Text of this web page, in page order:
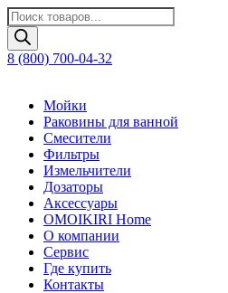
Поиск
товаров
8 (800) 700-04-32
Мойки
Раковины для ванной
Смесители
Фильтры
Измельчители
Дозаторы
Аксессуары
OMOIKIRI Home
О компании
Сервис
Где купить
Контакты